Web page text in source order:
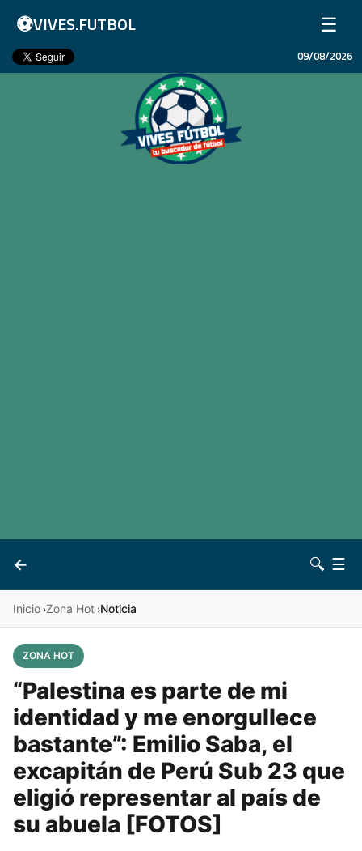
⚽VIVES.FUTBOL ☰
Inicio
09/08/2026
←
Vives 🔍 ☰
Inicio ›Zona Hot ›Noticia
ZONA HOT
“Palestina es parte de mi
identidad y me enorgullece
bastante”: Emilio Saba, el
excapitán de Perú Sub 23 que
eligió representar al país de
su abuela [FOTOS]